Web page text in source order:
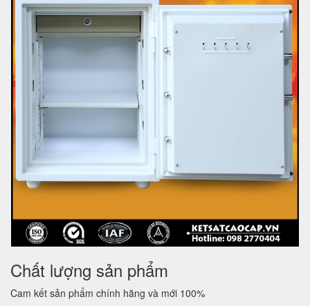
Chất lượng sản phẩm
Cam kết sản phẩm chính hãng và mới 100%